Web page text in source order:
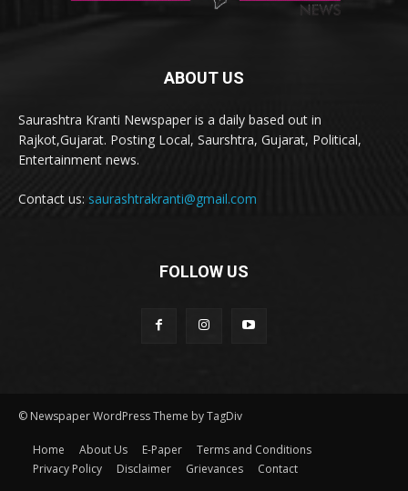
ABOUT US
Saurashtra Kranti Newspaper is a daily based out in
Rajkot,Gujarat. Posting Local, Saurshtra, Gujarat, Political,
Entertainment news.
Contact us: saurashtrakranti@gmail.com
FOLLOW US
© Newspaper WordPress Theme by TagDiv
Home About Us E-Paper
Terms and Conditions
Privacy Policy
Disclaimer Grievances Contact